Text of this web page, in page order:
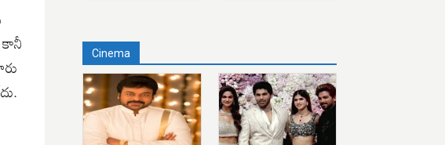
కానీ
Cinema